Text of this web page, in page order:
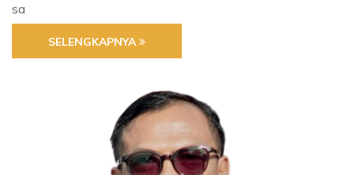
sa
SELENGKAPNYA